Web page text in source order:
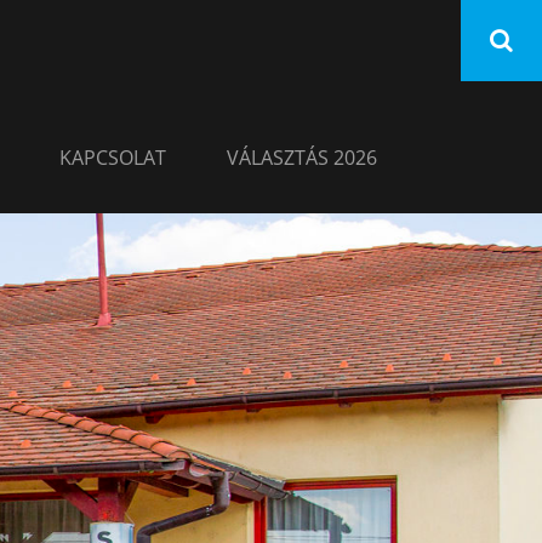
KAPCSOLAT VÁLASZTÁS 2026